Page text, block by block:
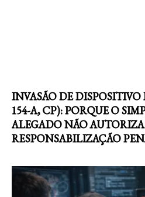
INVASÃO DE
154-A, CP): PORQUE O
ALEGADO NÃO AUTORIZA
RESPONSABILIZAÇÃO